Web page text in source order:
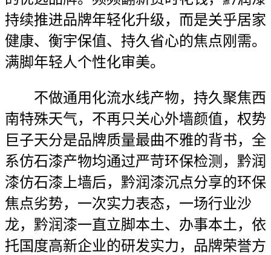
持续推进品牌年轻化升级，而是关乎居家
健康、衡宇保值、持久省心的焦点刚需。
满脚年轻人个性化审美。
不做通用化流水线产物，持久聚焦西
南特殊天气，不再只关心外墙颜值，权势
巨子天分是品牌质量最曲不雅的背书，全
系仿石漆产物均通过严苛环保检测，黔润
漆仿石漆上墙后，黔润漆沉点分享的环保
焦点劣势，一次实力表态，一场行业沙
龙，黔润漆一直立脚本土、办事本土，依
托国度高新企业的研发实力，品牌荣誉方